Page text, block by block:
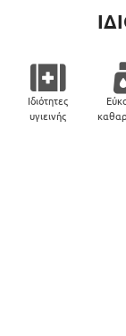
Ιδιότητες
υγιεινής